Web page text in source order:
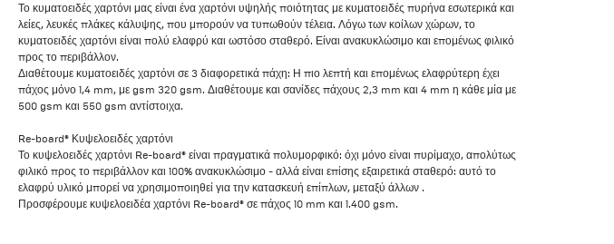
Το κυματοειδές χαρτόνι μας είναι ένα χαρτόνι υψηλής ποιότητας με κυματοειδές πυρήνα εσωτερικά και
λείες, λευκές πλάκες κάλυψης, που μπορούν να τυπωθούν τέλεια. Λόγω των κοίλων χώρων, το
κυματοειδές χαρτόνι είναι πολύ ελαφρύ και ωστόσο σταθερό. Είναι ανακυκλώσιμο και επομένως φιλικό
προς το περιβάλλον.
Διαθέτουμε κυματοειδές χαρτόνι σε 3 διαφορετικά πάχη: Η πιο λεπτή και επομένως ελαφρύτερη έχει
πάχος μόνο 1,4 mm, με gsm 320 gsm. Διαθέτουμε και σανίδες πάχους 2,3 mm και 4 mm η κάθε μία με
500 gsm και 550 gsm αντίστοιχα.
Re-board® Κυψελοειδές χαρτόνι
Το κυψελοειδές χαρτόνι Re-board® είναι πραγματικά πολυμορφικό: όχι μόνο είναι πυρίμαχο, απολύτως
φιλικό προς το περιβάλλον και 100% ανακυκλώσιμο - αλλά είναι επίσης εξαιρετικά σταθερό: αυτό το
ελαφρύ υλικό μπορεί να χρησιμοποιηθεί για την κατασκευή επίπλων, μεταξύ άλλων .
Προσφέρουμε κυψελοειδέα χαρτόνι Re-board® σε πάχος 10 mm και 1.400 gsm.